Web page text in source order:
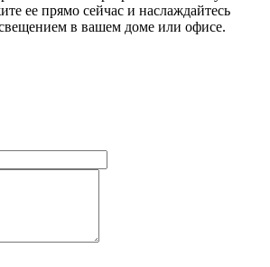
ее прямо сейчас и наслаждайтесь
в вашем доме или офисе.